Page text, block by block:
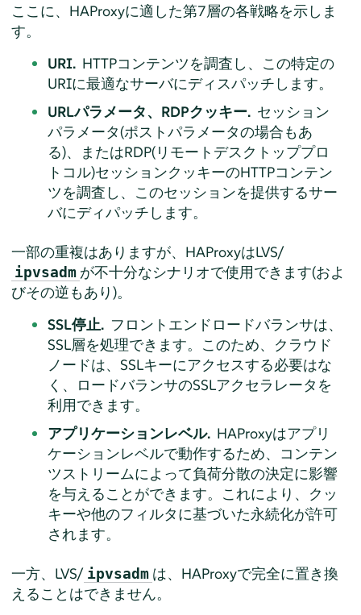
ここに、HAProxyに適した第7層の各戦略を示しま
す。
URI. HTTPコンテンツを調査し、この特定の
URIに最適なサーバにディスパッチします。
URLパラメータ、RDPクッキー. セッション
パラメータ(ポストパラメータの場合もあ
る)、またはRDP(リモートデスクトッププロ
トコル)セッションクッキーのHTTPコンテン
ツを調査し、このセッションを提供するサー
バにディパッチします。
一部の重複はありますが、HAProxyはLVS/
ipvsadm が不十分なシナリオで使用できます(およ
びその逆もあり)。
SSL停止. フロントエンドロードバランサは、
SSL層を処理できます。このため、クラウド
ノードは、SSLキーにアクセスする必要はな
く、ロードバランサのSSLアクセラレータを
利用できます。
アプリケーションレベル. HAProxyはアプリ
ケーションレベルで動作するため、コンテン
ツストリームによって負荷分散の決定に影響
を与えることができます。これにより、クッ
キーや他のフィルタに基づいた永続化が許可
されます。
一方、LVS/ ipvsadm は、HAProxyで完全に置き換
えることはできません。